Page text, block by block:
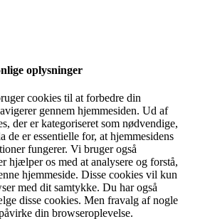
oplysninger
cookies til at forbedre din
gennem hjemmesiden. Ud af
der er kategoriseret som nødvendige,
de er essentielle for, at hjemmesidens
fungerer. Vi bruger også
hjælper os med at analysere og forstå,
hjemmeside. Disse cookies vil kun
med dit samtykke. Du har også
disse cookies. Men fravalg af nogle
din browseroplevelse.